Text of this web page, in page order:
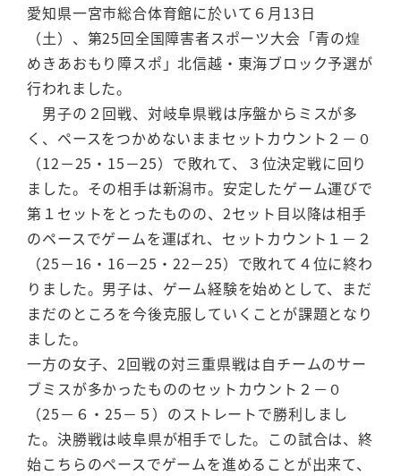
愛知県一宮市総合体育館に於いて６月13日
（土）、第25回全国障害者スポーツ大会「青の煌
めきあおもり障スポ」北信越・東海ブロック予選が
行われました。
男子の２回戦、対岐阜県戦は序盤からミスが多
く、ペースをつかめないままセットカウント２－０
（12－25・15－25）で敗れて、３位決定戦に回り
ました。その相手は新潟市。安定したゲーム運びで
第１セットをとったものの、2セット目以降は相手
のペースでゲームを運ばれ、セットカウント１－２
（25－16・16－25・22－25）で敗れて４位に終わ
りました。男子は、ゲーム経験を始めとして、まだ
まだのところを今後克服していくことが課題となり
ました。
一方の女子、2回戦の対三重県戦は自チームのサー
ブミスが多かったもののセットカウント２－０
（25－６・25－５）のストレートで勝利しまし
た。決勝戦は岐阜県が相手でした。この試合は、終
始こちらのペースでゲームを進めることが出来て、